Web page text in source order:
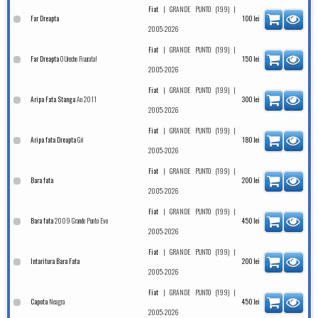
Far Dreapta
Fiat |GRANDE PUNTO (199) |
2005-2026
100 lei
Far DreaptaO Ureche Fisurata!
Fiat |GRANDE PUNTO (199) |
2005-2026
150 lei
Aripa Fata StangaAn 2011
Fiat |GRANDE PUNTO (199) |
2005-2026
300 lei
Aripa fata DreaptaGri
Fiat |GRANDE PUNTO (199) |
2005-2026
180 lei
Bara fata
Fiat |GRANDE PUNTO (199) |
2005-2026
200 lei
Bara fata2009 Grande Punto Evo
Fiat |GRANDE PUNTO (199) |
2005-2026
450 lei
Intaritura Bara Fata
Fiat |GRANDE PUNTO (199) |
2005-2026
200 lei
Capota Neagra
Fiat |GRANDE PUNTO (199) |
2005-2026
450 lei